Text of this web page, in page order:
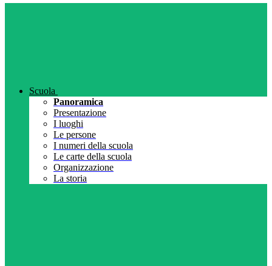
Scuola
Panoramica
Presentazione
I luoghi
Le persone
I numeri della scuola
Le carte della scuola
Organizzazione
La storia